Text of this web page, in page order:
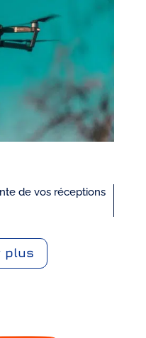
de vos réceptions
plus